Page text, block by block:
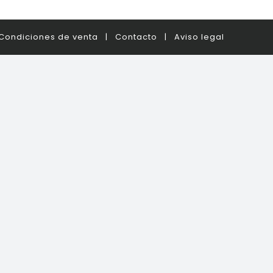
de venta | Contacto | Aviso legal